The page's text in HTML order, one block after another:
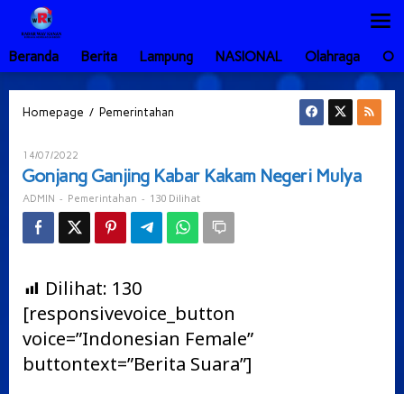
Lewati
konten
Beranda
Berita Lampung NASIONAL Olahraga
Homepage / Pemerintahan
Negeri
Mulya
14/07/2022
ADMIN
Gonjang Ganjing Kabar Kakam Negeri Mulya
ADMIN - Pemerintahan - 130 Dilihat
Dilihat: 130
[responsivevoice_button
voice=”Indonesian Female”
buttontext=”Berita Suara”]